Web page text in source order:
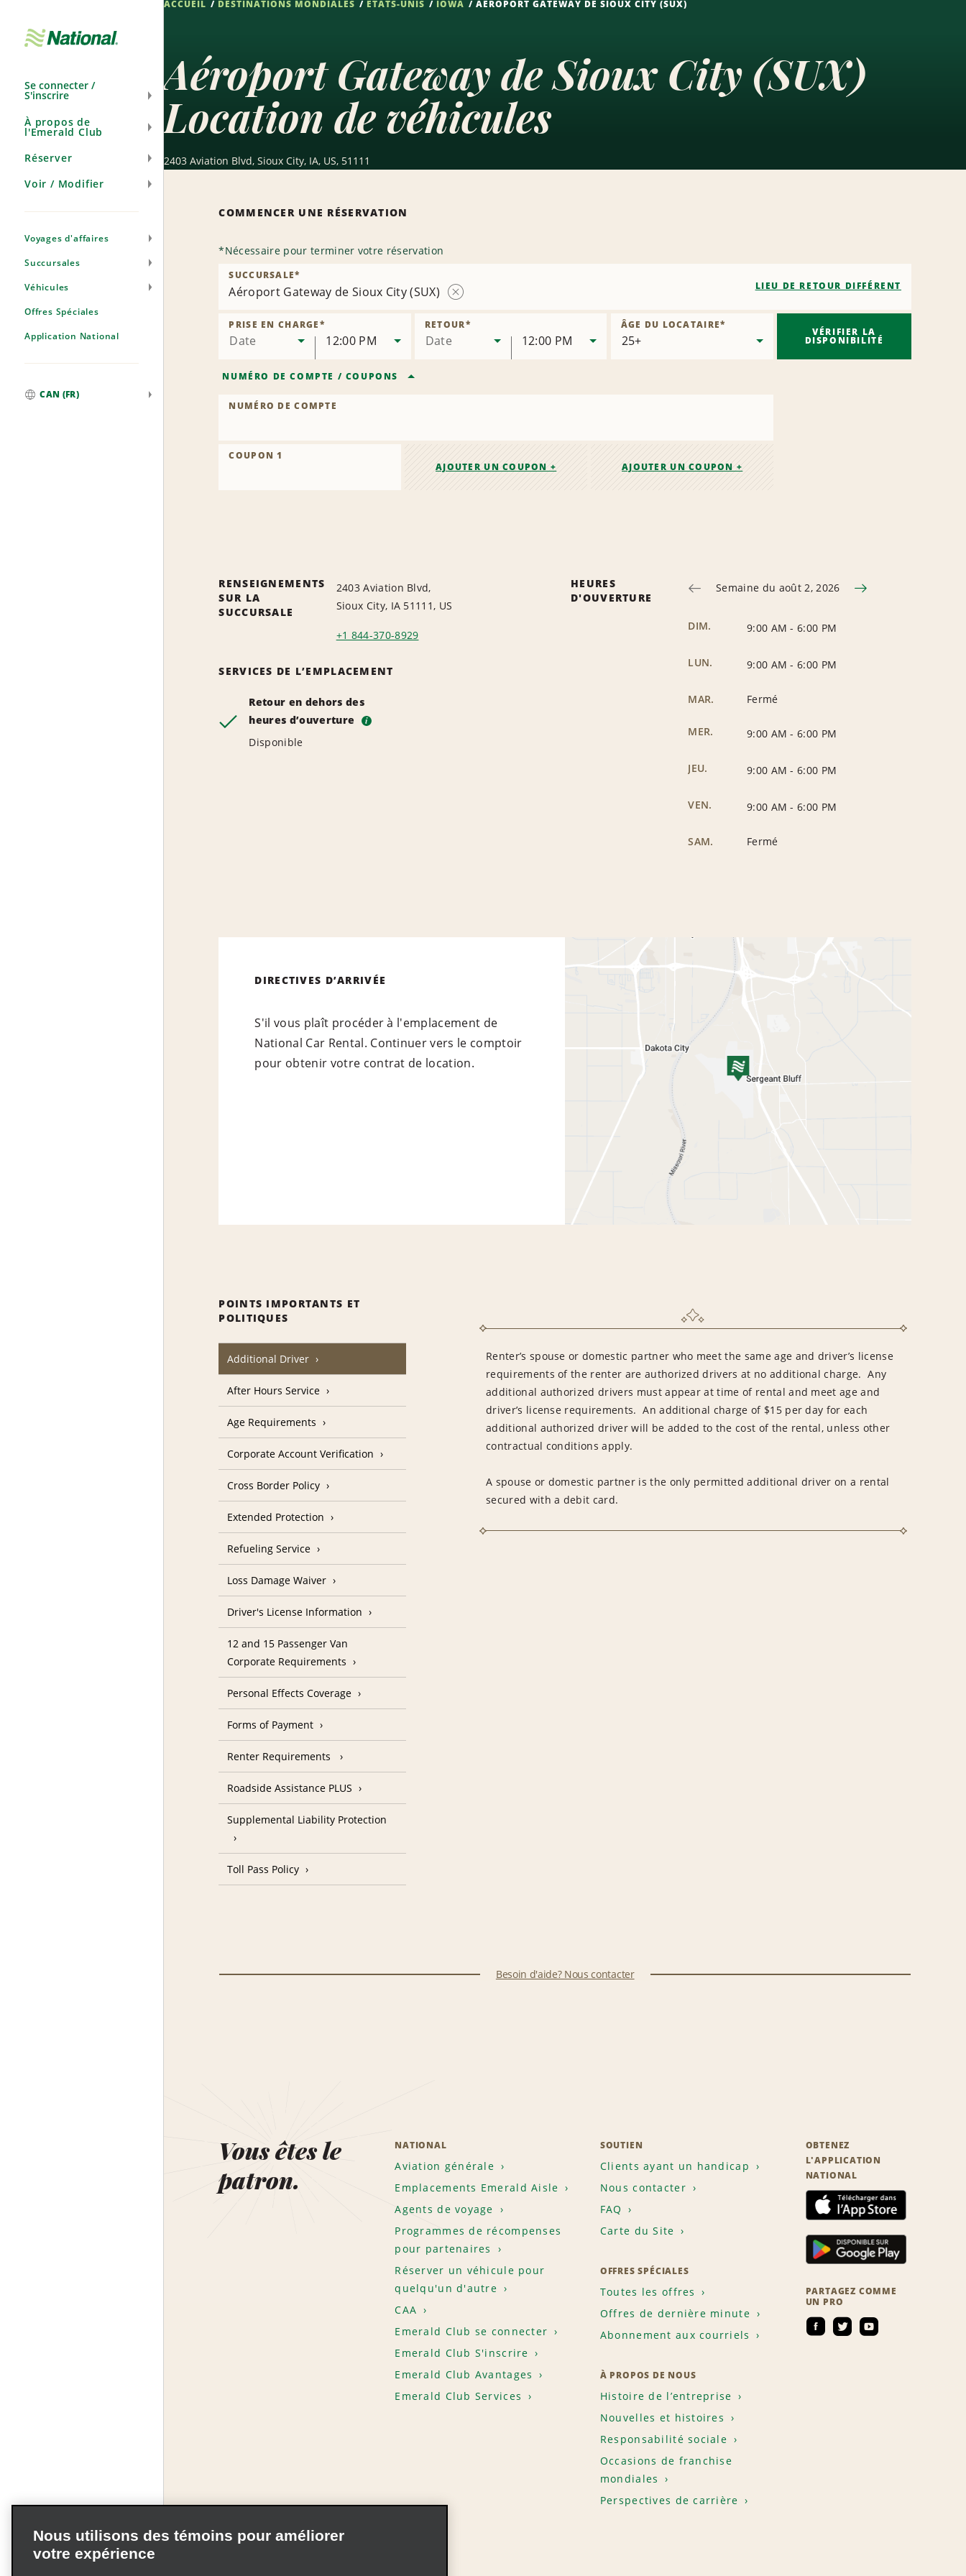
navigation
Se connecter /
S'inscrire
À propos de
l'Emerald Club
Réserver
Voir / Modifier
Voyages d'affaires
Succursales
Véhicules
Offres Spéciales
Application National
CAN (FR)
ACCUEIL DESTINATIONS MONDIALES ÉTATS-UNIS IOWA AÉROPORT GATEWAY DE SIOUX CITY (SUX)
Aéroport Gateway de Sioux City (SUX)
Location de véhicules
2403 Aviation Blvd, Sioux City, IA, US, 51111
COMMENCER UNE RÉSERVATION
*Nécessaire pour terminer votre réservation
Aéroport Gateway de Sioux City (SUX)
la
succursale
SUCCURSALE*
LIEU DE RETOUR DIFFÉRENT
Date
PRISE EN CHARGE*
12:00 PM Date
RETOUR*
12:00 PM
ÂGE DU LOCATAIRE*
NUMÉRO DE COMPTE / COUPONS
NUMÉRO DE COMPTE
COUPON 1
AJOUTER UN COUPON +
AJOUTER UN COUPON +
VÉRIFIER LA
DISPONIBILITÉ
RENSEIGNEMENTS
SUR LA
SUCCURSALE
2403 Aviation Blvd,
Sioux City, IA 51111, US
+1 844-370-8929
SERVICES DE L’EMPLACEMENT
Retour en dehors des
heures d’ouverture
i
Disponible
HEURES
D'OUVERTURE
Semaine du août 2, 2026
DIM. 9:00 AM -6:00 PM
LUN. 9:00 AM -6:00 PM
MAR. Fermé
MER. 9:00 AM -6:00 PM
JEU. 9:00 AM -6:00 PM
VEN. 9:00 AM -6:00 PM
SAM. Fermé
DIRECTIVES D’ARRIVÉE
S'il vous plaît procéder à l'emplacement de
National Car Rental. Continuer vers le comptoir
pour obtenir votre contrat de location.
POINTS IMPORTANTS ET
POLITIQUES
Additional Driver
Renter’s spouse or domestic partner who meet the same age and driver’s license
requirements of the renter are authorized drivers at no additional charge. Any
additional authorized drivers must appear at time of rental and meet age and
driver’s license requirements. An additional charge of $15 per day for each
additional authorized driver will be added to the cost of the rental, unless other
contractual conditions apply.
A spouse or domestic partner is the only permitted additional driver on a rental
secured with a debit card.
After Hours Service
Age Requirements
Corporate Account Verification
Cross Border Policy
Extended Protection
Refueling Service
Loss Damage Waiver
Driver's License Information
12 and 15 Passenger Van
Corporate Requirements
Personal Effects Coverage
Forms of Payment
Renter Requirements
Roadside Assistance PLUS
Supplemental Liability Protection
Toll Pass Policy
Besoin d'aide? Nous contacter
Vous êtes le
patron.
NATIONAL
Aviation générale
Emplacements Emerald Aisle
Agents de voyage
Programmes de récompenses
pour partenaires
Réserver un véhicule pour
quelqu'un d'autre
CAA
Emerald Club se connecter
Emerald Club S'inscrire
Emerald Club Avantages
Emerald Club Services
SOUTIEN
Clients ayant un handicap
Nous contacter
FAQ
Carte du Site
OFFRES SPÉCIALES
Toutes les offres
Offres de dernière minute
Abonnement aux courriels
À PROPOS DE NOUS
Histoire de l’entreprise
Nouvelles et histoires
Responsabilité sociale
Occasions de franchise
mondiales
Perspectives de carrière
OBTENEZ
L'APPLICATION
NATIONAL
PARTAGEZ COMME
UN PRO
Nous utilisons des témoins pour améliorer
votre expérience